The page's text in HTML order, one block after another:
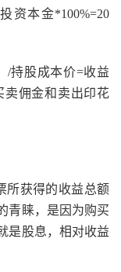
资本金*100%=20
/持股成本价=收益
卖佣金和卖出印花
所获得的收益总额
青睐，是因为购买
是股息，相对收益